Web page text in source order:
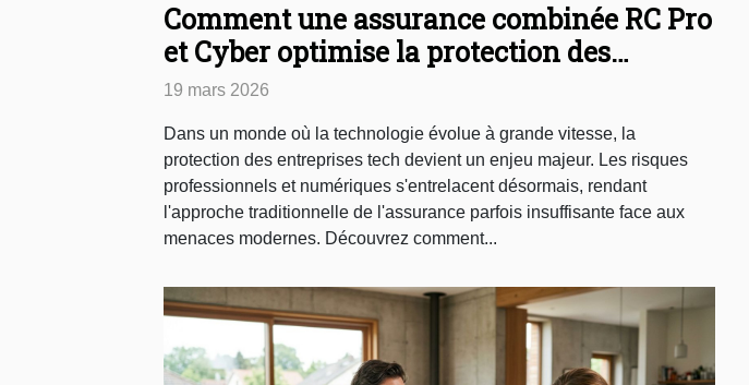
Comment une assurance combinée RC Pro
et Cyber optimise la protection des
entreprises tech ?
19 mars 2026
Dans un monde où la technologie évolue à grande vitesse, la
protection des entreprises tech devient un enjeu majeur. Les risques
professionnels et numériques s'entrelacent désormais, rendant
l'approche traditionnelle de l'assurance parfois insuffisante face aux
menaces modernes. Découvrez comment...